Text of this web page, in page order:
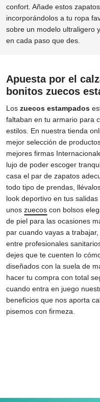
confort. Añade estos
incorporándolos a tu ropa
sobre un modelo ultraligero
en cada paso que des.
Apuesta por el
bonitos zuecos
Los zuecos estampados
faltaban en tu armario para
estilos. En nuestra tienda
mejor selección de
mejores firmas
lujo de poder escoger
casa el par de zapatos
todo tipo de prendas,
look deportivo en tus
unos zuecos con bolsos
de piel para las ocasiones
par cuando vayas a
entre profesionales
dejes que te cuenten lo
diseñados con la suela de
hacer tu compra con total
cuando entra en juego
beneficios que nos aporta
pisemos con firmeza.